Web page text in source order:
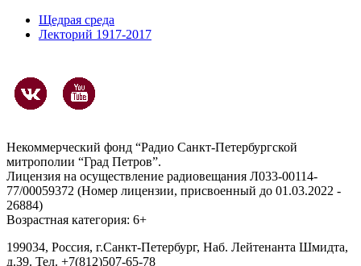
Щедрая среда
Лекторий 1917-2017
Некоммерческий фонд “Радио Санкт-Петербургской
митрополии “Град Петров”.
Лицензия на осуществление радиовещания Л033-00114-
77/00059372 (Номер лицензии, присвоенный до 01.03.2022 -
26884)
Возрастная категория: 6+
199034, Россия, г.Санкт-Петербург, Наб. Лейтенанта Шмидта,
д.39. Тел. +7(812)507-65-78